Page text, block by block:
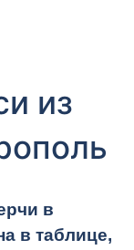
из
в
в таблице,